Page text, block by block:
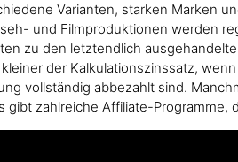
Varianten, starken Marken
und Filmproduktionen werden
zu den letztendlich
der Kalkulationszinssatz,
vollständig abbezahlt sind.
zahlreiche Affiliate-Programme,